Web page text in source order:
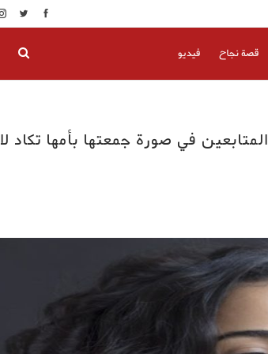
قصة نجاح فيديو
في صورة جمعتها بأمها تكاد لا